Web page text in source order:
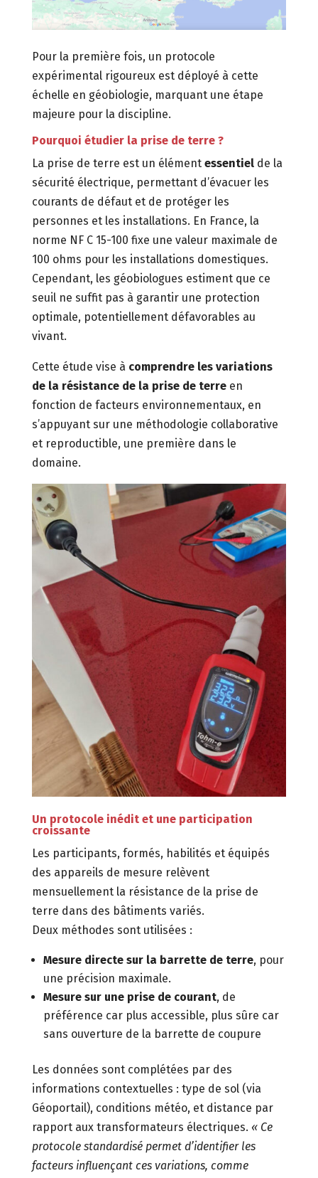
Pour la première fois, un protocole
expérimental rigoureux est déployé à cette
échelle en géobiologie, marquant une étape
majeure pour la discipline.
Pourquoi étudier la prise de terre ?
La prise de terre est un élément essentielde la
sécurité électrique, permettant d’évacuer les
courants de défaut et de protéger les
personnes et les installations. En France, la
norme NF C 15-100 fixe une valeur maximale de
100 ohms pour les installations domestiques.
Cependant, les géobiologues estiment que ce
seuil ne suffit pas à garantir une protection
optimale, potentiellement défavorables au
vivant.
Cette étude vise à comprendre les variations
de la résistance de la prise de terreen
fonction de facteurs environnementaux, en
s’appuyant sur une méthodologie collaborative
et reproductible, une première dans le
domaine.
Un protocole inédit et une participation
croissante
Les participants, formés, habilités et équipés
des appareils de mesure relèvent
mensuellement la résistance de la prise de
terre dans des bâtiments variés.
Deux méthodes sont utilisées :
Mesure directe sur la barrette de terre, pour
une précision maximale.
Mesure sur une prise de courant, de
préférence car plus accessible, plus sûre car
sans ouverture de la barrette de coupure
Les données sont complétées par des
informations contextuelles : type de sol (via
Géoportail), conditions météo, et distance par
rapport aux transformateurs électriques. « Ce
protocole standardisé permet d’identifier les
facteurs influençant ces variations, comme